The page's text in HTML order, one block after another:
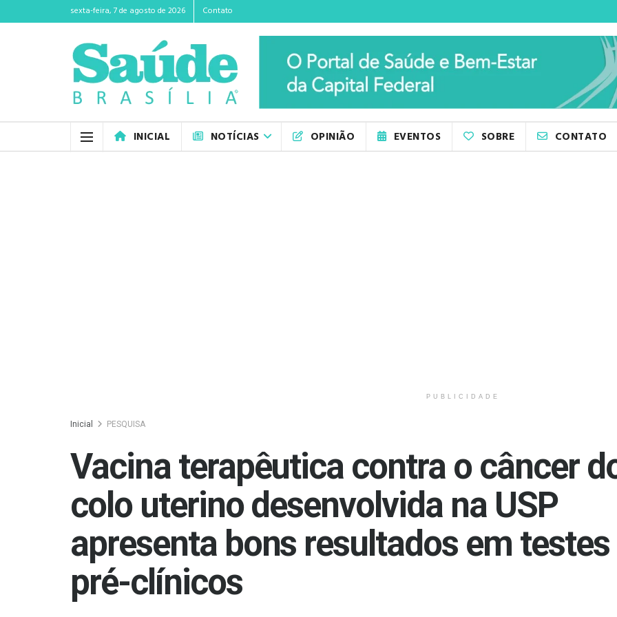
sexta-feira, 7 de agosto de 2026 Contato
INICIAL NOTÍCIAS OPINIÃO EVENTOS SOBRE CONTATO
PUBLICIDADE
Inicial PESQUISA
Vacina terapêutica contra o câncer
colo uterino desenvolvida na USP
apresenta bons resultados em testes
pré-clínicos